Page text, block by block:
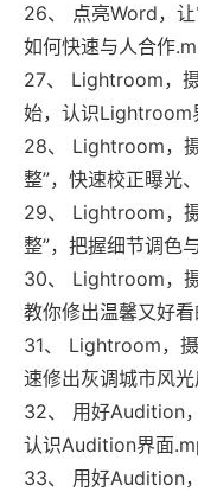
26、 点亮Word，
如何快速与人合作
27、 Lightroom，
始，认识Lightroom
28、 Lightroom，
整”，快速校正曝光
29、 Lightroom，
整”，把握细节调色
30、 Lightroom，
教你修出温馨又好
31、 Lightroom，
速修出灰调城市风
32、 用好Audition
认识Audition界面
33、 用好Audition